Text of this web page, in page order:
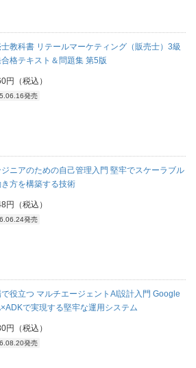
教科書 リテールマーケティング（販売士）3級
格テキスト＆問題集 第5版
円（税込）
発売
ジニアのための自己管理入門 堅牢でスケーラブル
方を構築する技術
円（税込）
発売
役立つ マルチエージェントAI設計入門 Google
で実現する堅牢な運用システム
円（税込）
発売